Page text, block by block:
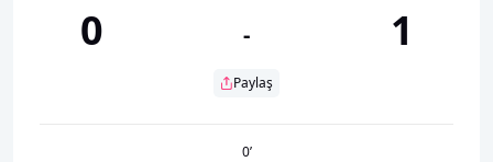
0 -
Paylaş
1
0’